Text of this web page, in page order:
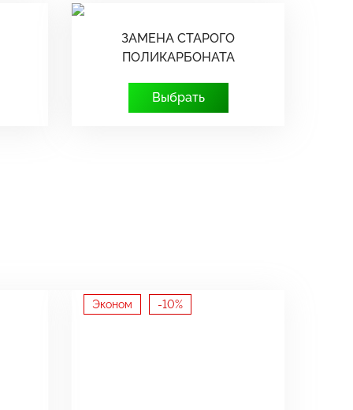
ЗАМЕНА СТАРОГО
ПОЛИКАРБОНАТА
Выбрать
Эконом -10%